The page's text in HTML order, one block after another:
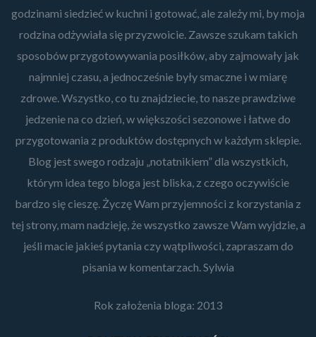
godzinami siedzieć w kuchni i gotować, ale zależy mi, by moja
rodzina odżywiała się przyzwoicie. Zawsze szukam takich
sposobów przygotowywania posiłków, aby zajmowały jak
najmniej czasu, a jednocześnie były smaczne i w miarę
zdrowe. Wszystko, co tu znajdziecie, to nasze prawdziwe
jedzenie na co dzień, w większości sezonowe i łatwe do
przygotowania z produktów dostępnych w każdym sklepie.
Blog jest swego rodzaju „notatnikiem” dla wszystkich,
którym idea tego bloga jest bliska, z czego oczywiście
bardzo się cieszę. Życzę Wam przyjemności z korzystania z
tej strony, mam nadzieję, że wszystko zawsze Wam wyjdzie, a
jeśli macie jakieś pytania czy wątpliwości, zapraszam do
pisania w komentarzach. Sylwia
Rok założenia bloga: 2013